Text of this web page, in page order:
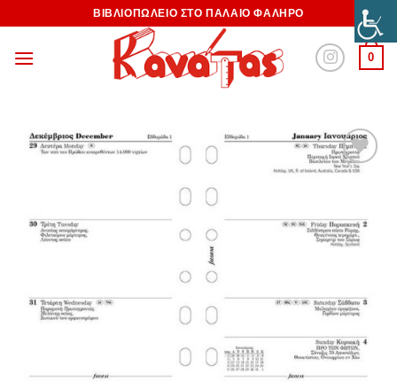
ΒΙΒΛΙΟΠΩΛΕΙΟ ΣΤΟ ΠΑΛΑΙΟ ΦΑΛΗΡΟ
0
στη
Wishlist